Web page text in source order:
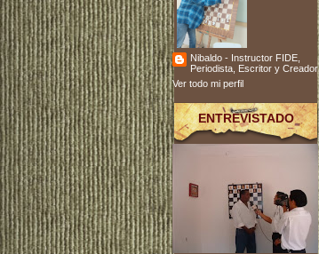
Nibaldo - Instructor FIDE,
Periodista, Escritor y Creador
Ver todo mi perfil
ENTREVISTADO